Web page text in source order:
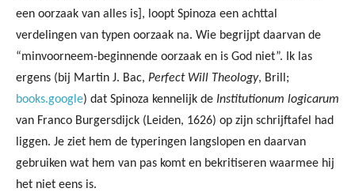
een oorzaak van alles is], loopt Spinoza een achttal
verdelingen van typen oorzaak na. Wie begrijpt daarvan de
“minvoorneem-beginnende oorzaak en is God niet”. Ik las
ergens (bij Martin J. Bac, Perfect Will Theology, Brill;
books.google) dat Spinoza kennelijk de Institutionum logicarum
van Franco Burgersdijck (Leiden, 1626) op zijn schrijftafel had
liggen. Je ziet hem de typeringen langslopen en daarvan
gebruiken wat hem van pas komt en bekritiseren waarmee hij
het niet eens is.